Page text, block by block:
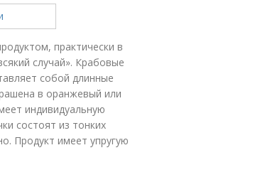
практически в
случай». Крабовые
собой длинные
в оранжевый или
индивидуальную
состоят из тонких
Продукт имеет упругую